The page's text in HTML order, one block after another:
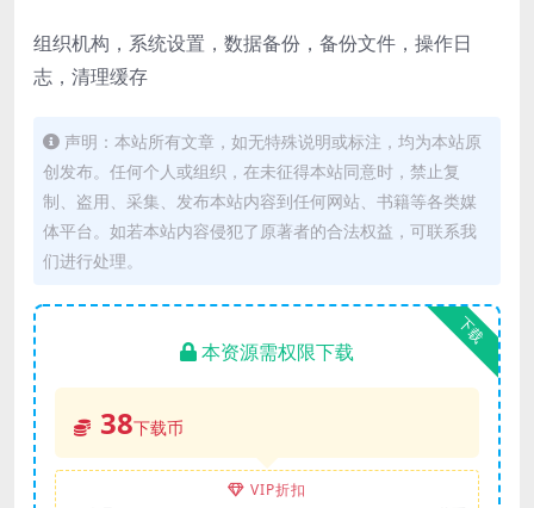
组织机构，系统设置，数据备份，备份文件，操作日
志，清理缓存
声明：本站所有文章，如无特殊说明或标注，均为本站原
创发布。任何个人或组织，在未征得本站同意时，禁止复
制、盗用、采集、发布本站内容到任何网站、书籍等各类媒
体平台。如若本站内容侵犯了原著者的合法权益，可联系我
们进行处理。
下载
本资源需权限下载
38下载币
VIP折扣